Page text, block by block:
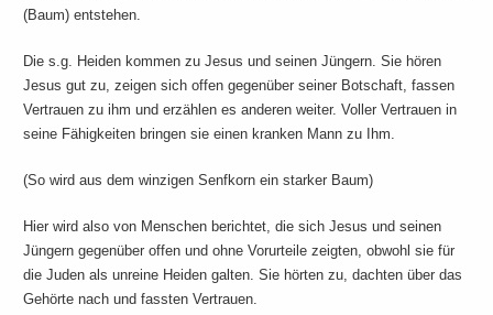
(Baum) entstehen.
Die s.g. Heiden kommen zu Jesus und seinen Jüngern. Sie hören
Jesus gut zu, zeigen sich offen gegenüber seiner Botschaft, fassen
Vertrauen zu ihm und erzählen es anderen weiter. Voller Vertrauen in
seine Fähigkeiten bringen sie einen kranken Mann zu Ihm.
(So wird aus dem winzigen Senfkorn ein starker Baum)
Hier wird also von Menschen berichtet, die sich Jesus und seinen
Jüngern gegenüber offen und ohne Vorurteile zeigten, obwohl sie für
die Juden als unreine Heiden galten. Sie hörten zu, dachten über das
Gehörte nach und fassten Vertrauen.